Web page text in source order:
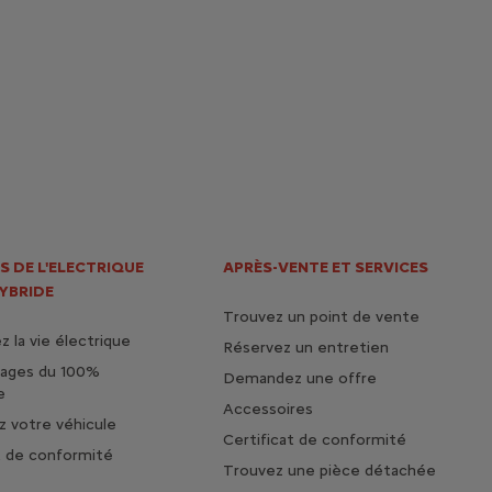
DE L'ELECTRIQUE
la vie électrique
du 100%
votre véhicule
de conformité
APRÈS-VENTE ET SERVICES
Trouvez un point de vente
Réservez un entretien
Demandez une offre
Accessoires
Certificat de conformité
Trouvez une pièce détachée